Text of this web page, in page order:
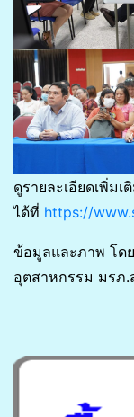
ดูรายละเอียดเพิ่มเ
ได้ที่ https://
ข้อมูลและภาพ โด
อุตสาหกรรม มรภ.